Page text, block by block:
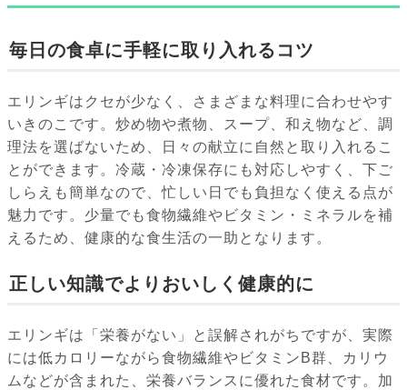
毎日の食卓に手軽に取り入れるコツ
エリンギはクセが少なく、さまざまな料理に合わせやす
いきのこです。炒め物や煮物、スープ、和え物など、調
理法を選ばないため、日々の献立に自然と取り入れるこ
とができます。冷蔵・冷凍保存にも対応しやすく、下ご
しらえも簡単なので、忙しい日でも負担なく使える点が
魅力です。少量でも食物繊維やビタミン・ミネラルを補
えるため、健康的な食生活の一助となります。
正しい知識でよりおいしく健康的に
エリンギは「栄養がない」と誤解されがちですが、実際
には低カロリーながら食物繊維やビタミンB群、カリウ
ムなどが含まれた、栄養バランスに優れた食材です。加